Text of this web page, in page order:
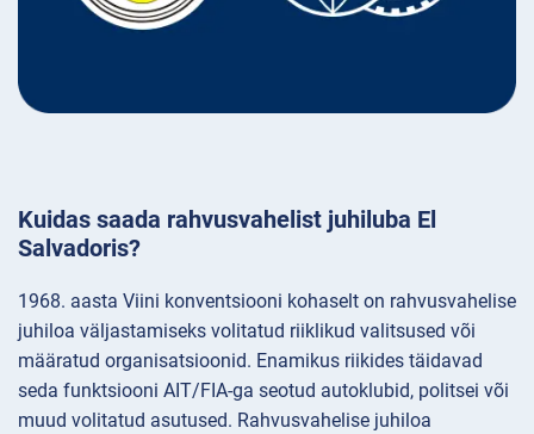
Kuidas saada rahvusvahelist juhiluba El
Salvadoris?
1968. aasta Viini konventsiooni kohaselt on rahvusvahelise
juhiloa väljastamiseks volitatud riiklikud valitsused või
määratud organisatsioonid. Enamikus riikides täidavad
seda funktsiooni AIT/FIA-ga seotud autoklubid, politsei või
muud volitatud asutused. Rahvusvahelise juhiloa